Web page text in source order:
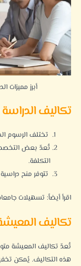
أبرز مميزات
تكاليف
تختلف الرسوم
تُعدّ بعض
التكلفة.
تتوفر منح
اقرأ أيضاً: تسهيلات
تكاليف
تُعدّ تكاليف المعيشة
هذه التكاليف. يُمكن